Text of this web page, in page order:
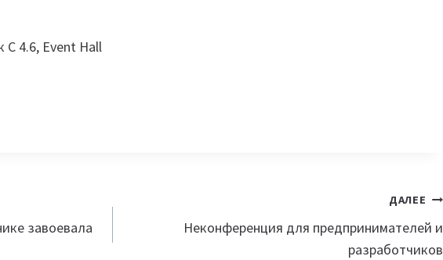
С 4.6, Event Hall
завоевала
ДАЛЕЕ
Неконференция для предпринимателей и
разработчиков